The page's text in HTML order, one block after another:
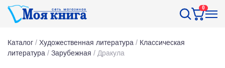
0
Каталог / Художественная литература / Классическая
литература / Зарубежная / Дракула